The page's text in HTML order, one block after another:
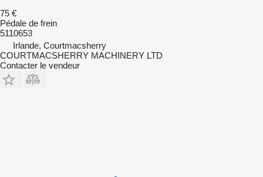
75 €
Pédale de frein
5110653
Irlande, Courtmacsherry
COURTMACSHERRY MACHINERY LTD
Contacter le vendeur